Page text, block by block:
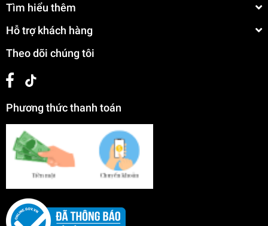
Tìm hiểu thêm
Hỗ trợ khách hàng
Theo dõi chúng tôi
Phương thức thanh toán